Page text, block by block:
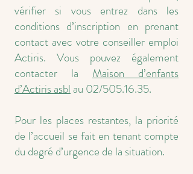
vérifier si vous entrez dans les
conditions d’inscription en prenant
contact avec votre conseiller emploi
Actiris. Vous pouvez également
contacter la Maison d’enfants
d’Actiris asbl au 02/505.16.35.
Pour les places restantes, la priorité
de l’accueil se fait en tenant compte
du degré d’urgence de la situation.